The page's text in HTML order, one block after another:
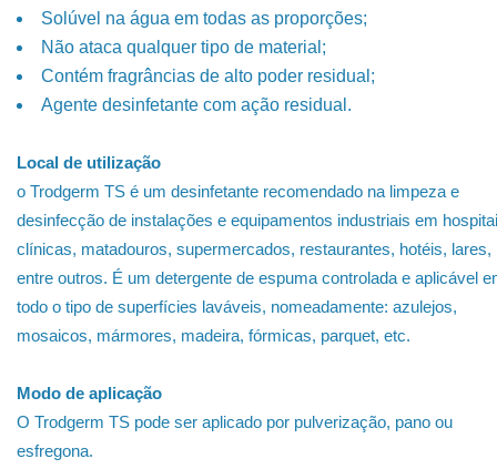
Solúvel na água em todas as proporções;
Não ataca qualquer tipo de material;
Contém fragrâncias de alto poder residual;
Agente desinfetante com ação residual.
Local de utilização
o Trodgerm TS é um desinfetante recomendado na limpeza e
desinfecção de instalações e equipamentos industriais em
clínicas, matadouros, supermercados, restaurantes, hotéis, lares,
entre outros. É um detergente de espuma controlada e aplicável
todo o tipo de superfícies laváveis, nomeadamente: azulejos,
mosaicos, mármores, madeira, fórmicas, parquet, etc.
Modo de aplicação
O Trodgerm TS pode ser aplicado por pulverização, pano ou
esfregona.